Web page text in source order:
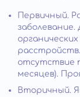
Первичный.
отсутствие
месяцев).
Вторичный.